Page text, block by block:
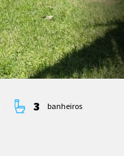
3 banheiros